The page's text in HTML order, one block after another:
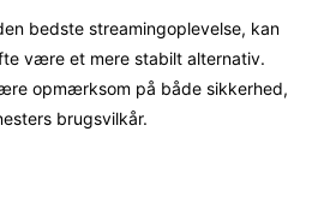
bedste streamingoplevelse, kan
være et mere stabilt alternativ.
opmærksom på både sikkerhed,
brugsvilkår.